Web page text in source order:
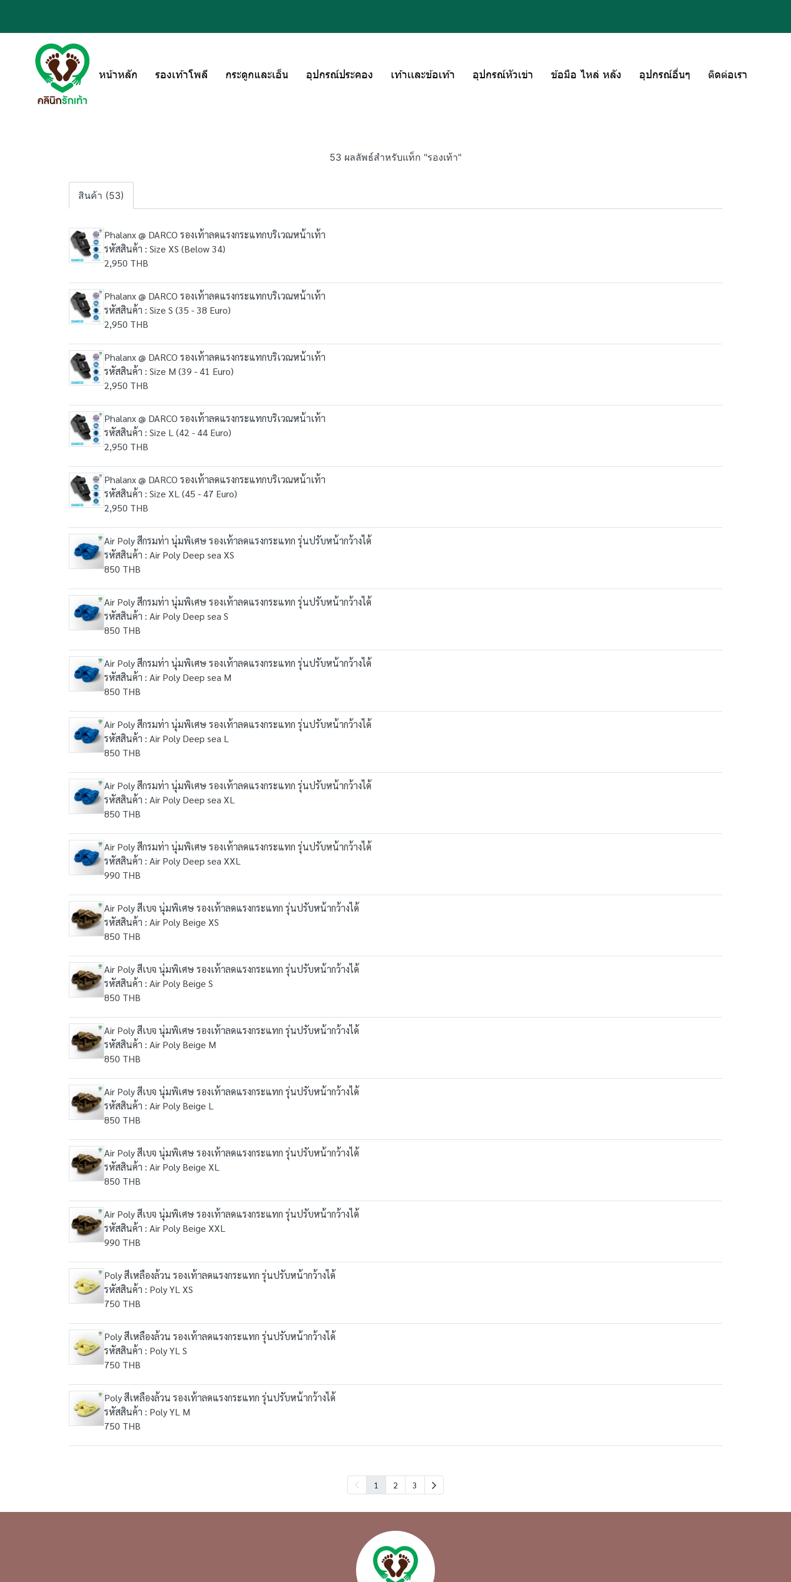
หน้าหลัก รองเท้าโพลี กระดูกและเอ็น อุปกรณ์ประคอง เท้าเเละข้อเท้า อุปกรณ์หัวเข่า ข้อมือ ไหล่ หลัง อุปกรณ์อื่นๆ ติดต่อเรา
53 ผลลัพธ์สำหรับแท็ก "รองเท้า"
สินค้า (53)
Phalanx @ DARCO รองเท้าลดแรงกระแทกบริเวณหน้าเท้า
รหัสสินค้า : Size XS (Below 34)
2,950 THB
Phalanx @ DARCO รองเท้าลดแรงกระแทกบริเวณหน้าเท้า
รหัสสินค้า : Size S (35 - 38 Euro)
2,950 THB
Phalanx @ DARCO รองเท้าลดแรงกระแทกบริเวณหน้าเท้า
รหัสสินค้า : Size M (39 - 41 Euro)
2,950 THB
Phalanx @ DARCO รองเท้าลดแรงกระแทกบริเวณหน้าเท้า
รหัสสินค้า : Size L (42 - 44 Euro)
2,950 THB
Phalanx @ DARCO รองเท้าลดแรงกระแทกบริเวณหน้าเท้า
รหัสสินค้า : Size XL (45 - 47 Euro)
2,950 THB
Air Poly สีกรมท่า นุ่มพิเศษ รองเท้าลดแรงกระแทก รุ่นปรับหน้ากว้างได้
รหัสสินค้า : Air Poly Deep sea XS
850 THB
Air Poly สีกรมท่า นุ่มพิเศษ รองเท้าลดแรงกระแทก รุ่นปรับหน้ากว้างได้
รหัสสินค้า : Air Poly Deep sea S
850 THB
Air Poly สีกรมท่า นุ่มพิเศษ รองเท้าลดแรงกระแทก รุ่นปรับหน้ากว้างได้
รหัสสินค้า : Air Poly Deep sea M
850 THB
Air Poly สีกรมท่า นุ่มพิเศษ รองเท้าลดแรงกระแทก รุ่นปรับหน้ากว้างได้
รหัสสินค้า : Air Poly Deep sea L
850 THB
Air Poly สีกรมท่า นุ่มพิเศษ รองเท้าลดแรงกระแทก รุ่นปรับหน้ากว้างได้
รหัสสินค้า : Air Poly Deep sea XL
850 THB
Air Poly สีกรมท่า นุ่มพิเศษ รองเท้าลดแรงกระแทก รุ่นปรับหน้ากว้างได้
รหัสสินค้า : Air Poly Deep sea XXL
990 THB
Air Poly สีเบจ นุ่มพิเศษ รองเท้าลดแรงกระแทก รุ่นปรับหน้ากว้างได้
รหัสสินค้า : Air Poly Beige XS
850 THB
Air Poly สีเบจ นุ่มพิเศษ รองเท้าลดแรงกระแทก รุ่นปรับหน้ากว้างได้
รหัสสินค้า : Air Poly Beige S
850 THB
Air Poly สีเบจ นุ่มพิเศษ รองเท้าลดแรงกระแทก รุ่นปรับหน้ากว้างได้
รหัสสินค้า : Air Poly Beige M
850 THB
Air Poly สีเบจ นุ่มพิเศษ รองเท้าลดแรงกระแทก รุ่นปรับหน้ากว้างได้
รหัสสินค้า : Air Poly Beige L
850 THB
Air Poly สีเบจ นุ่มพิเศษ รองเท้าลดแรงกระแทก รุ่นปรับหน้ากว้างได้
รหัสสินค้า : Air Poly Beige XL
850 THB
Air Poly สีเบจ นุ่มพิเศษ รองเท้าลดแรงกระแทก รุ่นปรับหน้ากว้างได้
รหัสสินค้า : Air Poly Beige XXL
990 THB
Poly สีเหลืองล้วน รองเท้าลดแรงกระแทก รุ่นปรับหน้ากว้างได้
รหัสสินค้า : Poly YL XS
750 THB
Poly สีเหลืองล้วน รองเท้าลดแรงกระแทก รุ่นปรับหน้ากว้างได้
รหัสสินค้า : Poly YL S
750 THB
Poly สีเหลืองล้วน รองเท้าลดแรงกระแทก รุ่นปรับหน้ากว้างได้
รหัสสินค้า : Poly YL M
750 THB
1 2 3